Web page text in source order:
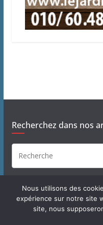
Recherchez dans nos
Copyright © 2026
Nous utilisons des
expérience sur notre site
site, nous